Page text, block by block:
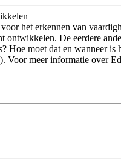
het erkennen van
De eerdere
Hoe moet dat en wanneer
Voor meer informatie over